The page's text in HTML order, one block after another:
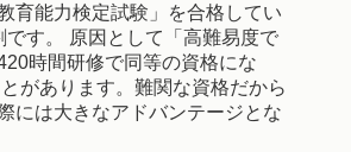
育能力検定試験」を合格してい
です。 原因として「高難易度で
時間研修で同等の資格にな
があります。難関な資格だから
には大きなアドバンテージとな